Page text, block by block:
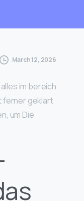
March 12, 2026
im bereich
ferner geklart
um Die